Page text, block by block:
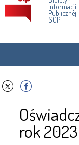
Informacji
Publicznej
SOP
rok 2023